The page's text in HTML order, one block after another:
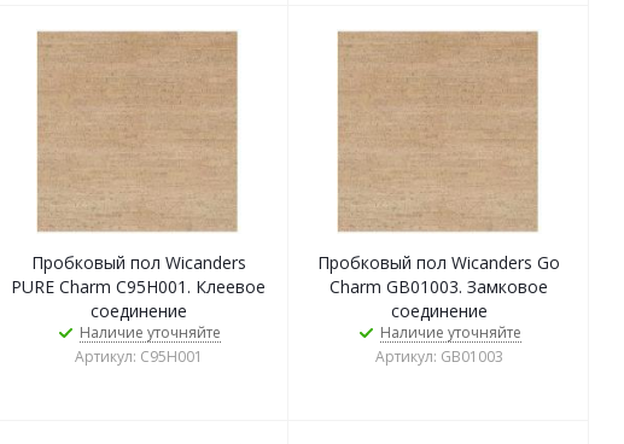
Пробковый пол Wicanders
PURE Charm C95H001. Клеевое
соединение
Наличие уточняйте
Артикул: C95H001
Пробковый пол Wicanders Go
Charm GB01003. Замковое
соединение
Наличие уточняйте
Артикул: GB01003